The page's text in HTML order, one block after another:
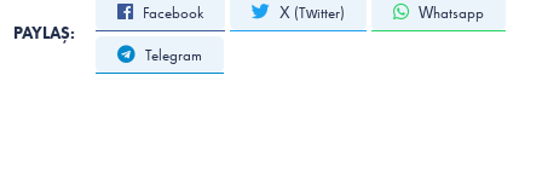
PAYLAŞ:
Facebook X (Twitter) Whatsapp
Telegram